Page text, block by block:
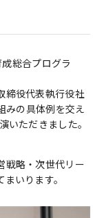
総合プログラ
締役代表執行役社
みの具体例を交え
いただきました。
戦略・次世代リー
いります。